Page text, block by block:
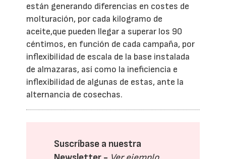
están generando diferencias en costes de
molturación, por cada kilogramo de
aceite,que pueden llegar a superar los 90
céntimos, en función de cada campaña, por
inflexibilidad de escala de la base instalada
de almazaras, así como la ineficiencia e
inflexibilidad de algunas de estas, ante la
alternancia de cosechas.
Suscríbase a nuestra